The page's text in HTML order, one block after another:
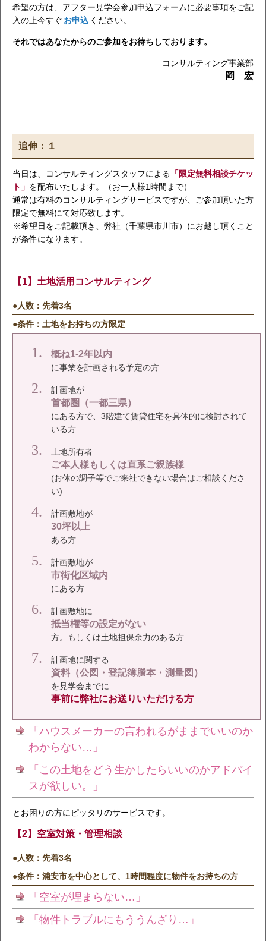
希望の方は、アフター見学会参加申込フォームに必要事項をご記
入の上今すぐ お申込 ください。
それではあなたからのご参加をお待ちしております。
コンサルティング事業部
岡 宏
追伸：１
当日は、コンサルティングスタッフによる 「限定無料相談チケッ
ト」 を配布いたします。（お一人様1時間まで）
通常は有料のコンサルティングサービスですが、ご参加頂いた方
限定で無料にて対応致します。
※希望日をご記載頂き、弊社（千葉県市川市）にお越し頂くこと
が条件になります。
【1】土地活用コンサルティング
●人数：先着3名
●条件：土地をお持ちの方限定
概ね1-2年以内
に事業を計画される予定の方
計画地が
首都圏（一都三県）
にある方で、3階建て賃貸住宅を具体的に検討されて
いる方
土地所有者
ご本人様もしくは直系ご親族様
(お体の調子等でご来社できない場合はご相談くださ
い)
計画敷地が
30坪以上
ある方
計画敷地が
市街化区域内
にある方
計画敷地に
抵当権等の設定がない
方。もしくは土地担保余力のある方
計画地に関する
資料（公図・登記簿謄本・測量図）
を見学会までに
事前に弊社にお送りいただける方
「ハウスメーカーの言われるがままでいいのか
わからない…」
「この土地をどう生かしたらいいのかアドバイ
スが欲しい。」
とお困りの方にピッタリのサービスです。
【2】空室対策・管理相談
●人数：先着3名
●条件：浦安市を中心として、1時間程度に物件をお持ちの方
「空室が埋まらない…」
「物件トラブルにもううんざり…」